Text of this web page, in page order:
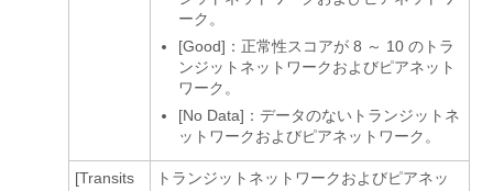
ーク。
[Good]：正常性スコアが 8 ～ 10 のトラ
ンジットネットワークおよびピアネット
ワーク。
[No Data]：データのないトランジットネ
ットワークおよびピアネットワーク。
[Transits
トランジットネットワークおよびピアネッ